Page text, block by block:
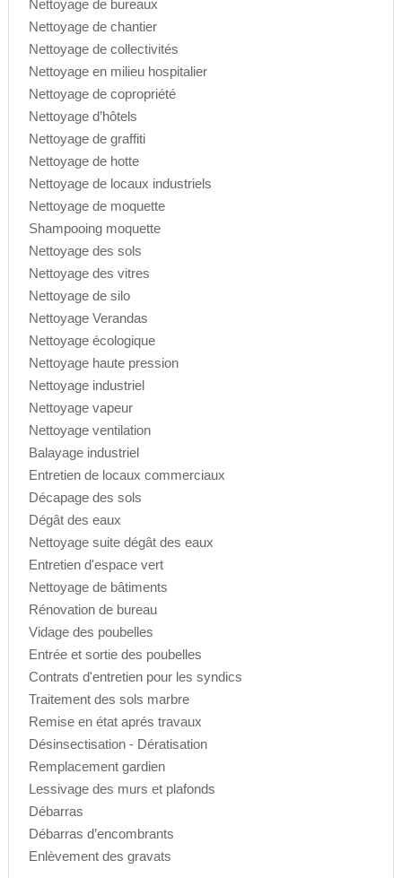
Nettoyage de bureaux
Nettoyage de chantier
Nettoyage de collectivités
Nettoyage en milieu hospitalier
Nettoyage de copropriété
Nettoyage d’hôtels
Nettoyage de graffiti
Nettoyage de hotte
Nettoyage de locaux industriels
Nettoyage de moquette
Shampooing moquette
Nettoyage des sols
Nettoyage des vitres
Nettoyage de silo
Nettoyage Verandas
Nettoyage écologique
Nettoyage haute pression
Nettoyage industriel
Nettoyage vapeur
Nettoyage ventilation
Balayage industriel
Entretien de locaux commerciaux
Décapage des sols
Dégât des eaux
Nettoyage suite dégât des eaux
Entretien d'espace vert
Nettoyage de bâtiments
Rénovation de bureau
Vidage des poubelles
Entrée et sortie des poubelles
Contrats d'entretien pour les syndics
Traitement des sols marbre
Remise en état aprés travaux
Désinsectisation - Dératisation
Remplacement gardien
Lessivage des murs et plafonds
Débarras
Débarras d’encombrants
Enlèvement des gravats